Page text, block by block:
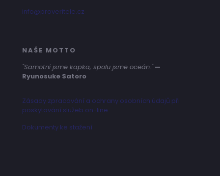
info@proveritele.cz
NAŠE MOTTO
"Samotní jsme kapka, spolu jsme oceán." —
Ryunosuke Satoro
Zásady zpracování a ochrany osobních údajů při
poskytování služeb on-line
Dokumenty ke stažení